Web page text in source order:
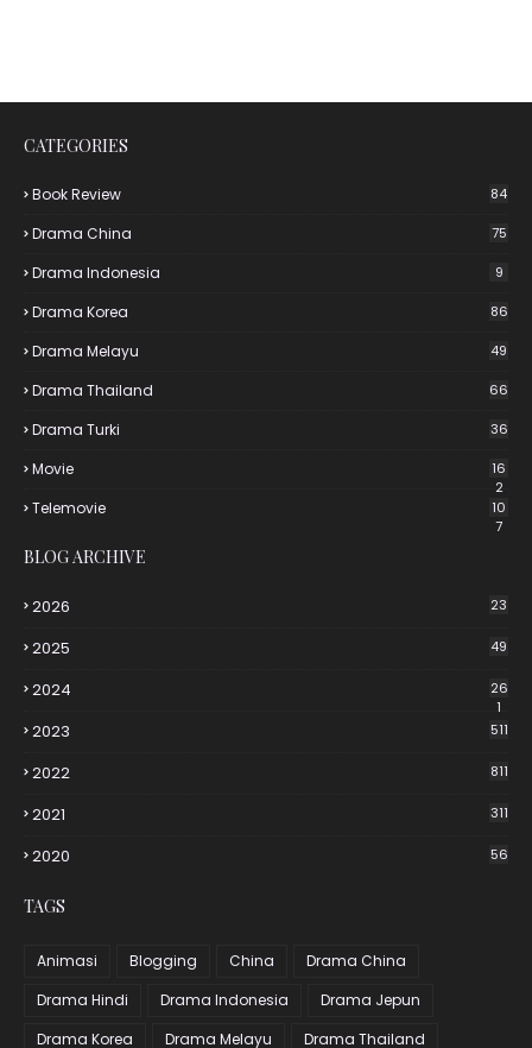
CATEGORIES
Book Review 84
Drama China 75
Drama Indonesia 9
Drama Korea 86
Drama Melayu 49
Drama Thailand 66
Drama Turki 36
Movie
16
2
Telemovie
10
7
BLOG ARCHIVE
2026 23
2025 49
2024
26
1
2023 511
2022 811
2021 311
2020 56
TAGS
Animasi Blogging China
Drama China
Drama Hindi
Drama Indonesia
Drama Jepun
Drama Korea
Drama Melayu Drama Thailand